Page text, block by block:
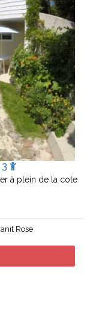
à plein de la cote
Rose